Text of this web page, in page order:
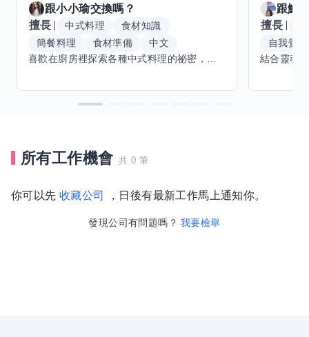
跟小小瑜交換嗎？
擅長
中式料理
食材知識
簡餐料理
食材準備
中文
跟魟
擅長
自我覺察
所有工作機會 共 0 筆
你可以先 收藏公司 ，日後有最新工作馬上通知你。
發現公司有問題嗎？ 我要檢舉